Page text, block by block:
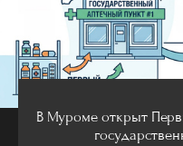
В Муроме открыт